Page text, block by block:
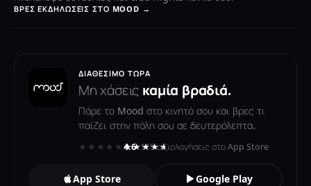
ΒΡΕΣ ΕΚΔΗΛΏΣΕΙΣ ΣΤΟ MOOD →
ΔΙΑΘΈΣΙΜΟ ΤΏΡΑ
Μη χάσεις καμία βραδιά.
Πάρε το Mood στο κινητό σου και βρες τι
παίζει στην πόλη σου σε δευτερόλεπτα.
★★★★★★★★★★
4.6· 119 αξιολογήσεις στο App Store
App Store Google Play